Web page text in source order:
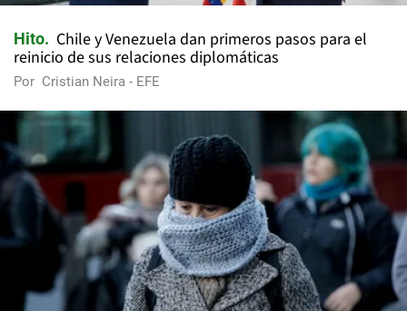
Hito
Chile y Venezuela dan primeros pasos para el
reinicio de sus relaciones diplomáticas
Por Cristian Neira - EFE